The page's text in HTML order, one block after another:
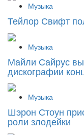
Музыка
Тейлор Свифт
Музыка
Майли Сайрус
дискографии
Музыка
Шэрон Стоун
роли злодейки